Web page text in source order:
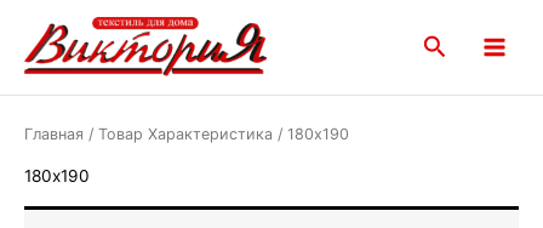
содержимому
Поиск
Menu
Главная / Товар Характеристика / 180х190
180х190